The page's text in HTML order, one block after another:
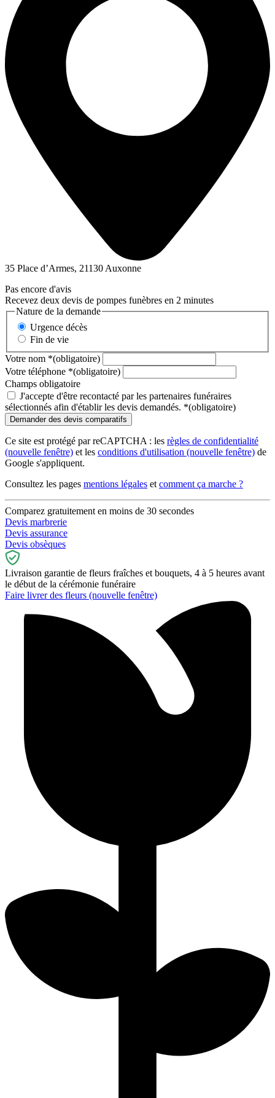
Pompes Funèbres Giraudet
Auxonne
35 Place d’Armes, 21130 Auxonne
Pas encore d'avis
Recevez deux devis de pompes funèbres en 2 minutes
Nature de la demande
Fin de vie
Votre nom*(obligatoire)
Votre téléphone
Champs obligatoire
sélectionnés afin d'établir les devis demandés.*(obligatoire)
règles de confidentialité
(nouvelle fenêtre)et les conditions d'utilisation (nouvelle fenêtre)
mentions légales comment ça marche ?
Comparez gratuitement en moins de 30 secondes
Livraison garantie de fleurs fraîches et bouquets, 4 à 5 heures avant
le début de la cérémonie funéraire
Faire livrer des fleurs